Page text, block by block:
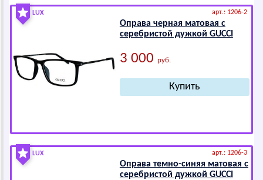
LUX арт.: 1206-2
Оправа черная матовая с
серебристой дужкой GUССI
3 000 руб.
LUX арт.: 1206-3
Оправа темно-синяя матовая с
серебристой дужкой GUССI